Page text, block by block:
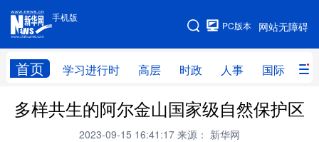
手机版
网站无障碍
PC版本
首页 学习进行时 高层 时政 人事 国际 财
手机版
网站地图
学习进行时 高层 时政 人事
财经 网评
多样共生的阿尔金山国家级自然保护区
2023-09-15 16:41:17 来源： 新华网